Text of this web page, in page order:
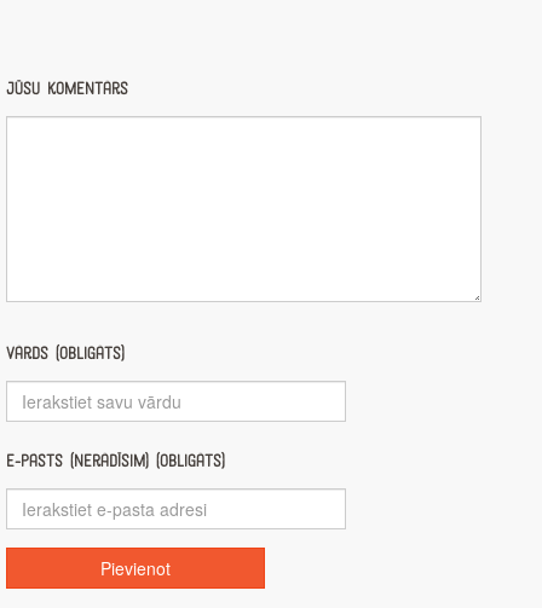
Jūsu komentārs
Vārds (obligāts)
E-pasts (nerādīsim) (obligāts)